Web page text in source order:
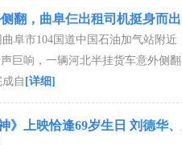
翻，曲阜仨出租司机挺身而出
阜市104国道中国石油加气站附近
声巨响，一辆河北半挂货车意外侧
自 [详细]
》上映恰逢69岁生日 刘德华